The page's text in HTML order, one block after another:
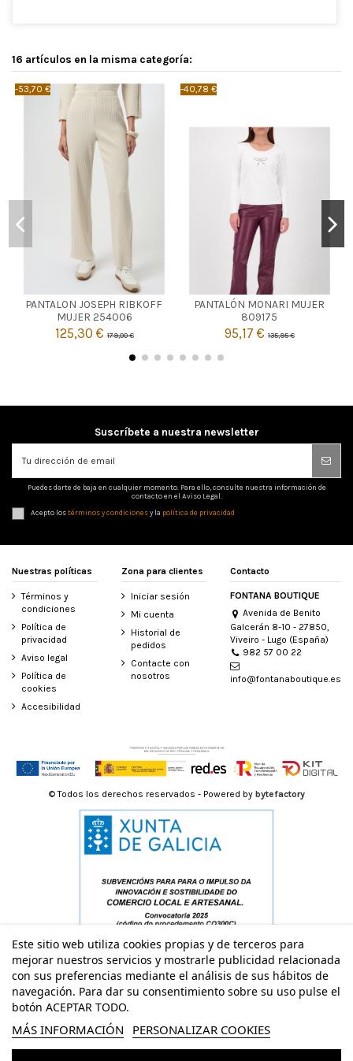
16 artículos en la misma categoría:
-53,70 €
PANTALON JOSEPH RIBKOFF
MUJER 254006
125,30 €179,00 €
CRUDO
46

-40,78 €
PANTALÓN MONARI MUJER
809175
95,17 € 135,95 €
BURDEOS
38 40

Suscríbete a nuestra newsletter
Puedes darte de baja en cualquier momento. Para ello, consulte nuestra información de
contacto en el Aviso Legal.
Acepto lostérminos y condicionesy la política de privacidad
Nuestras políticas
Términos y
condiciones
Política de
privacidad
Aviso legal
Política de
cookies
Accesibilidad
Zona para clientes
Iniciar sesión
Mi cuenta
Historial de
pedidos
Contacte con
nosotros
Contacto
FONTANA BOUTIQUE
Avenida de Benito
Galcerán 8-10 - 27850,
Viveiro - Lugo (España)
982 57 00 22
info@fontanaboutique.es
Este sitio web utiliza cookies propias y de terceros para
mejorar nuestros servicios y mostrarle publicidad relacionada
con sus preferencias mediante el análisis de sus hábitos de
navegación. Para dar su consentimiento sobre su uso pulse el
botón ACEPTAR TODO.
MÁS INFORMACIÓN PERSONALIZAR COOKIES
© Todos los derechos reservados - Powered by bytefactory